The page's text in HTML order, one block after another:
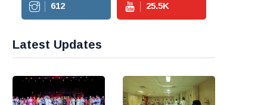
612 25.5K
Latest Updates